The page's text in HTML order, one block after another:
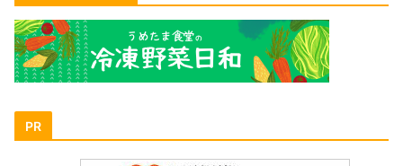
PR